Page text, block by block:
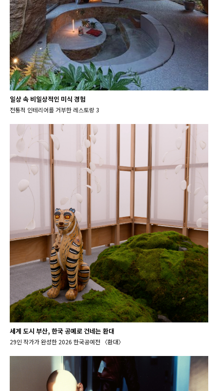
일상 속 비일상적인 미식 경험
전통적 인테리어를 거부한 레스토랑 3
세계 도시 부산, 한국 공예로 건네는 환대
29인 작가가 완성한 2026 한국공예전 〈환대〉